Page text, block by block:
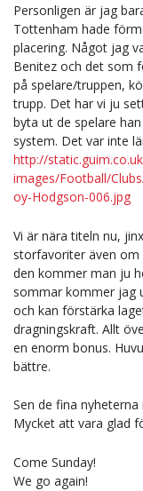
Personligen är jag
Tottenham hade
placering. Något jag
Benitez och det som
på spelare/truppen,
trupp. Det har vi ju
byta ut de spelare
system. Det var inte
http://
images/Football/
oy-Hodgson-006.jpg
Vi är nära titeln nu,
storfavoriter även om
den kommer man ju
sommar kommer jag
och kan förstärka
dragningskraft. Allt
en enorm bonus.
bättre.
Sen de fina
Mycket att vara glad
Come Sunday!
We go again!